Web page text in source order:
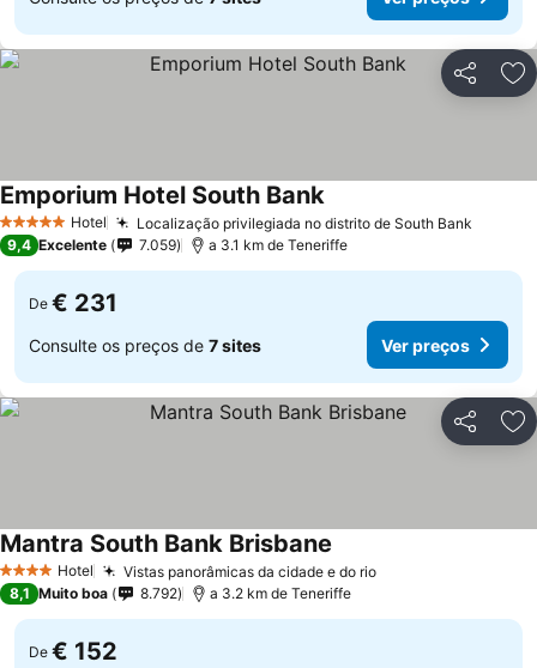
Partilhar
5 Estrelas Hotel Localização privilegiada no distrito de South Bank
Emporium Hotel South Bank
9,4 Excelente 7.059 a 3.1 km de Teneriffe
De € 231
Consulte os preços de 7 sites Ver preços
Partilhar
4 EstrelasHotel Vistas panorâmicas da cidade e do rio
Mantra South Bank Brisbane
8,1 Muito boa 8.792 a 3.2 km de Teneriffe
De € 152